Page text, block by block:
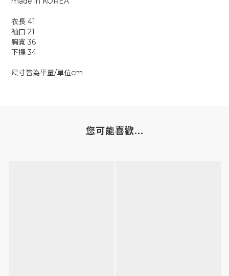
衣長 41
袖口 21
胸寬 36
下擺 34
尺寸皆為平量/單位cm
您可能喜歡...